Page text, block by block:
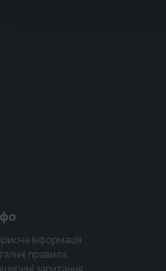
інформація
правила